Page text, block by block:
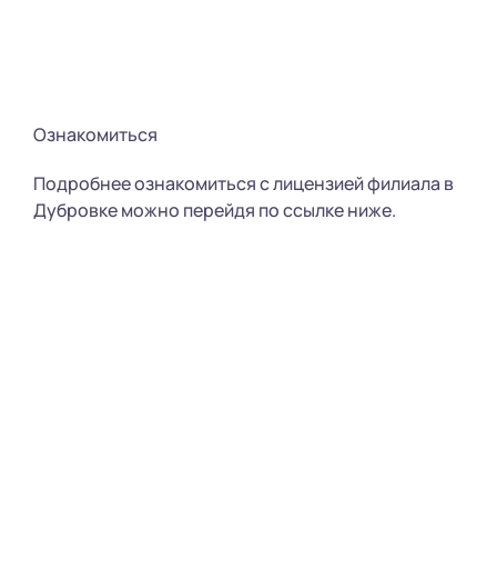
Ознакомиться
Подробнее ознакомиться с лицензией филиала в
Дубровке можно перейдя по ссылке ниже.